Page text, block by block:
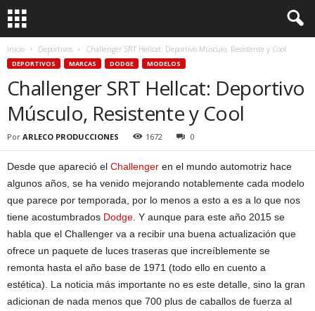
Inicio Deportivos Challenger SRT Hellcat: Deportivo Músculo, Resistente y Cool
DEPORTIVOS MARCAS DODGE MODELOS
Challenger SRT Hellcat: Deportivo
Músculo, Resistente y Cool
Por ARLECO PRODUCCIONES 1672 0
Desde que apareció el Challenger en el mundo automotriz hace
algunos años, se ha venido mejorando notablemente cada modelo
que parece por temporada, por lo menos a esto a es a lo que nos
tiene acostumbrados Dodge . Y aunque para este año 2015 se
habla que el Challenger va a recibir una buena actualización que
ofrece un paquete de luces traseras que increíblemente se
remonta hasta el año base de 1971 (todo ello en cuento a
estética). La noticia más importante no es este detalle, sino la gran
adicionan de nada menos que 700 plus de caballos de fuerza al